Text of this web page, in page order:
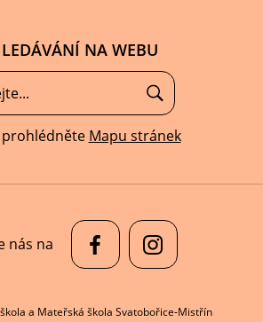
NA WEBU
prohlédněte Mapu stránek
a Mateřská škola Svatobořice-Mistřín
nás na